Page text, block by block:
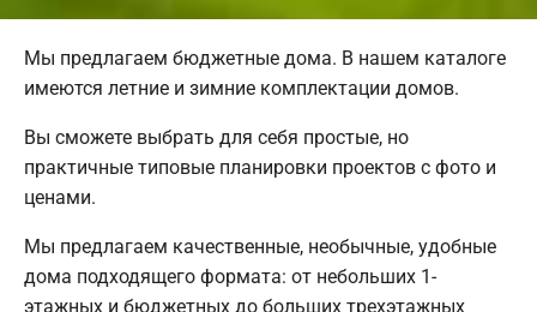
Мы предлагаем бюджетные дома. В нашем каталоге
имеются летние и зимние комплектации домов.
Вы сможете выбрать для себя простые, но
практичные типовые планировки проектов с фото и
ценами.
Мы предлагаем качественные, необычные, удобные
дома подходящего формата: от небольших 1-
этажных и бюджетных до больших трехэтажных